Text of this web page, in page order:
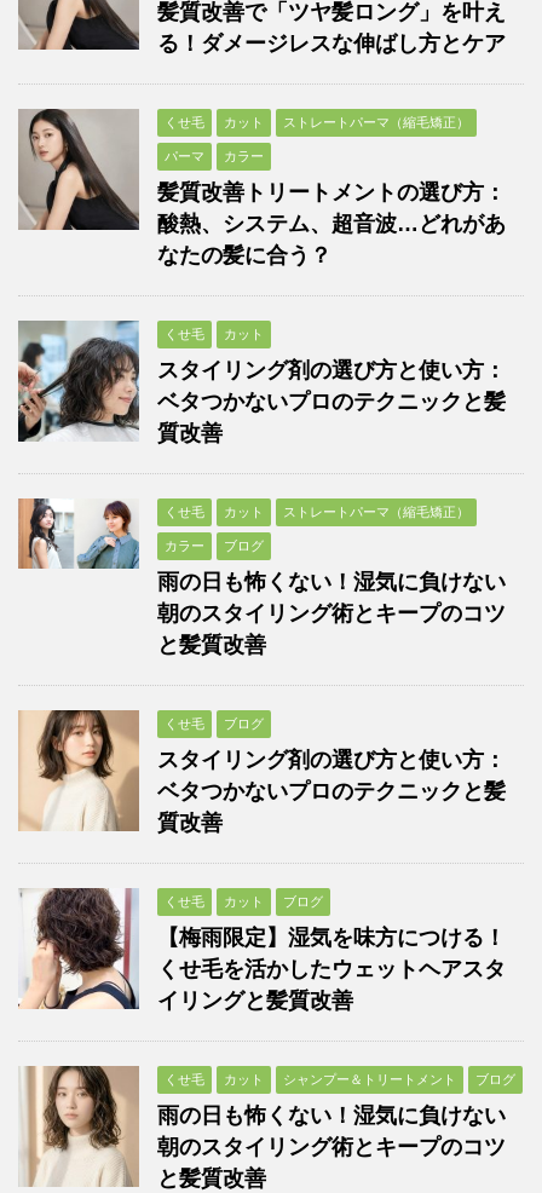
髪質改善で「ツヤ髪ロング」を叶え
る！ダメージレスな伸ばし方とケア
くせ毛 カット ストレートパーマ（縮毛矯正）
パーマ カラー
髪質改善トリートメントの選び方：
酸熱、システム、超音波…どれがあ
なたの髪に合う？
くせ毛 カット
スタイリング剤の選び方と使い方：
ベタつかないプロのテクニックと髪
質改善
くせ毛 カット ストレートパーマ（縮毛矯正）
カラー ブログ
雨の日も怖くない！湿気に負けない
朝のスタイリング術とキープのコツ
と髪質改善
くせ毛 ブログ
スタイリング剤の選び方と使い方：
ベタつかないプロのテクニックと髪
質改善
くせ毛 カット ブログ
【梅雨限定】湿気を味方につける！
くせ毛を活かしたウェットヘアスタ
イリングと髪質改善
くせ毛 カット シャンプー＆トリートメント ブログ
雨の日も怖くない！湿気に負けない
朝のスタイリング術とキープのコツ
と髪質改善